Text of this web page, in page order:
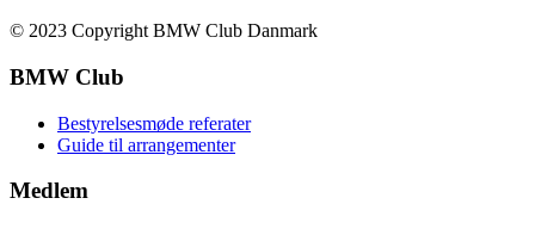
© 2023 Copyright BMW Club Danmark
BMW Club
Bestyrelsesmøde referater
Guide til arrangementer
Medlem